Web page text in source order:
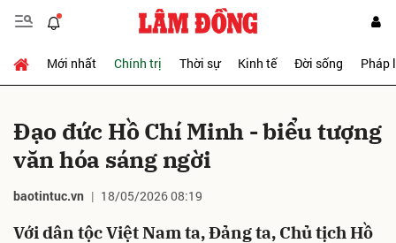
Mới nhất Chính trị Thời sự Kinh tế Đời sống Pháp
Đạo đức Hồ Chí Minh - biểu tượng
văn hóa sáng ngời
baotintuc.vn 18/05/2026 08:19
Với dân tộc Việt Nam ta, Đảng ta, Chủ tịch Hồ
Gửi bình luận